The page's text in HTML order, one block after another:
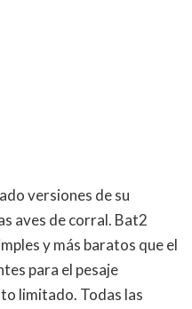
versiones de su
aves de corral. Bat2
y más baratos que el
para el pesaje
limitado. Todas las